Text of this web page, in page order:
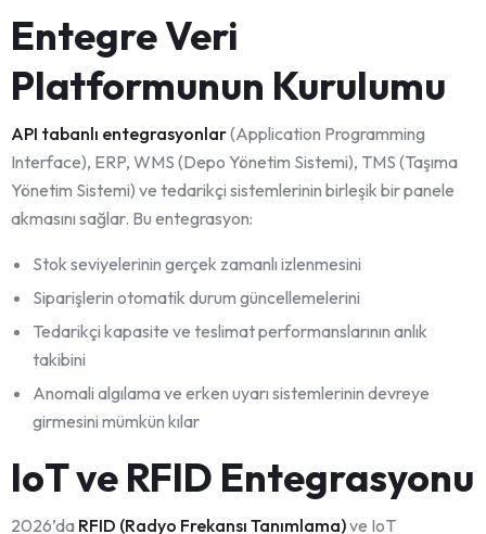
Entegre Veri
Platformunun Kurulumu
API tabanlı entegrasyonlar(Application Programming
Interface), ERP, WMS (Depo Yönetim Sistemi), TMS (Taşıma
Yönetim Sistemi) ve tedarikçi sistemlerinin birleşik bir panele
akmasını sağlar. Bu entegrasyon:
Stok seviyelerinin gerçek zamanlı izlenmesini
Siparişlerin otomatik durum güncellemelerini
Tedarikçi kapasite ve teslimat performanslarının anlık
takibini
Anomali algılama ve erken uyarı sistemlerinin devreye
girmesini mümkün kılar
IoT ve RFID Entegrasyonu
2026’da RFID (Radyo Frekansı Tanımlama)ve IoT